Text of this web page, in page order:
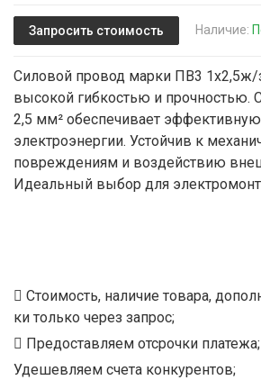
Запросить стоимость Наличие:
Силовой провод марки ПВ3 1х2,5ж/
высокой гибкостью и прочностью.
2,5 мм² обеспечивает
электроэнергии. Устойчив к
повреждениям и воздействию
Идеальный выбор для
Стоимость, наличие товара,
ки только через запрос;
Предоставляем отсрочки платежа;
Удешевляем счета конкурентов;